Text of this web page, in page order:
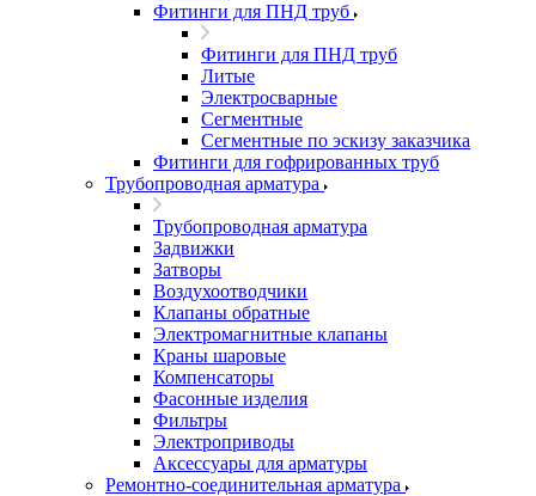
Фитинги для ПНД труб
Фитинги для ПНД труб
Литые
Электросварные
Сегментные
Сегментные по эскизу заказчика
Фитинги для гофрированных труб
Трубопроводная арматура
Трубопроводная арматура
Задвижки
Затворы
Воздухоотводчики
Клапаны обратные
Электромагнитные клапаны
Краны шаровые
Компенсаторы
Фасонные изделия
Фильтры
Электроприводы
Аксессуары для арматуры
Ремонтно-соединительная арматура